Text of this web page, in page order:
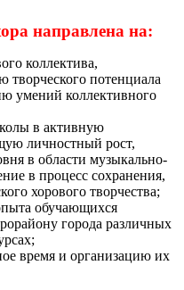
направлена на:
коллектива,
творческого потенциала
умений коллективного
в активную
личностный рост,
в области музыкально-
в процесс сохранения,
хорового творчества;
обучающихся
города различных
время и организацию их